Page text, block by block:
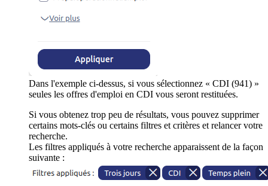
Dans l'exemple ci-dessus, si vous sélectionnez « CDI (941) »
seules les offres d'emploi en CDI vous seront restituées.
Si vous obtenez trop peu de résultats, vous pouvez supprimer
certains mots-clés ou certains filtres et critères et relancer votre
recherche.
Les filtres appliqués à votre recherche apparaissent de la façon
suivante :